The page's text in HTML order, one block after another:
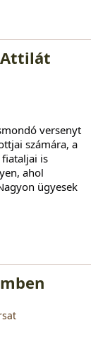
Attilát
versenyt
számára, a
is
ahol
ügyesek